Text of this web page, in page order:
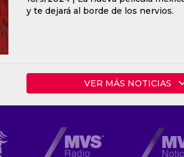
y te dejará al borde de los nervios.
VER MÁS NOTICIAS